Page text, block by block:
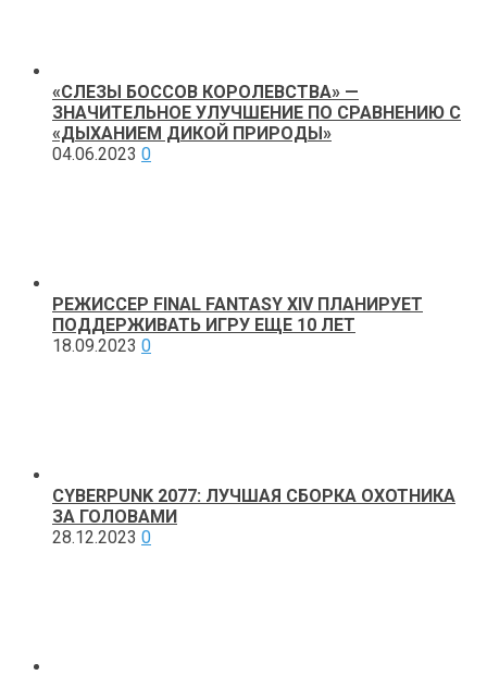
«СЛЕЗЫ БОССОВ КОРОЛЕВСТВА» —
ЗНАЧИТЕЛЬНОЕ УЛУЧШЕНИЕ ПО СРАВНЕНИЮ С
«ДЫХАНИЕМ ДИКОЙ ПРИРОДЫ»
04.06.2023 0
РЕЖИССЕР FINAL FANTASY XIV ПЛАНИРУЕТ
ПОДДЕРЖИВАТЬ ИГРУ ЕЩЕ 10 ЛЕТ
18.09.2023 0
CYBERPUNK 2077: ЛУЧШАЯ СБОРКА ОХОТНИКА
ЗА ГОЛОВАМИ
28.12.2023 0